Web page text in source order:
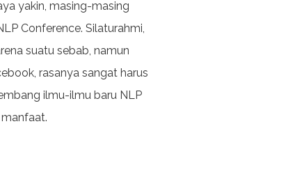
yakin, masing-masing
Conference. Silaturahmi,
suatu sebab, namun
rasanya sangat harus
ilmu-ilmu baru NLP